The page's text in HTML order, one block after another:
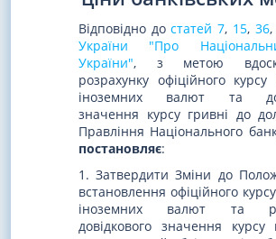
Відповідно достатей 7, 15, 36,
України "Про
України", з метою
розрахунку офіційного
іноземних валют та
значення курсу гривні до
Правління Національного
постановляє:
1. Затвердити Зміни до
встановлення офіційного
іноземних валют та
довідкового значення курсу